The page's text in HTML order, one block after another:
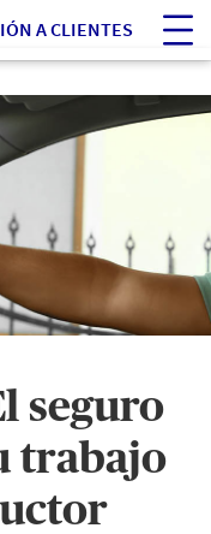
A CLIENTES
seguro
trabajo